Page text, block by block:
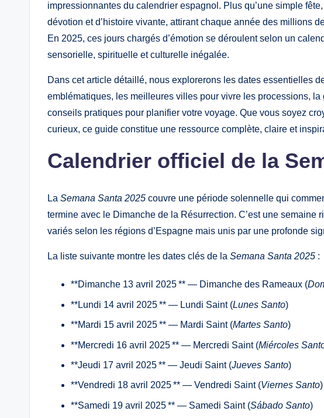
impressionnantes du calendrier espagnol. Plus qu’une simple
dévotion et d’histoire vivante, attirant chaque année des millions
En 2025, ces jours chargés d’émotion se déroulent selon un
sensorielle, spirituelle et culturelle inégalée.
Dans cet article détaillé, nous explorerons les dates essentielles
emblématiques, les meilleures villes pour vivre les processions,
conseils pratiques pour planifier votre voyage. Que vous soyez
curieux, ce guide constitue une ressource complète, claire et
Calendrier officiel de la
La Semana Santa 2025 couvre une période solennelle qui
termine avec le Dimanche de la Résurrection. C’est une semaine
variés selon les régions d’Espagne mais unis par une profonde
La liste suivante montre les dates clés de la Semana Santa 2025 :
**Dimanche 13 avril 2025 ** — Dimanche des Rameaux (
**Lundi 14 avril 2025 ** — Lundi Saint (Lunes Santo)
**Mardi 15 avril 2025 ** — Mardi Saint (Martes Santo)
**Mercredi 16 avril 2025 ** — Mercredi Saint (Miércoles
**Jeudi 17 avril 2025 ** — Jeudi Saint (Jueves Santo)
**Vendredi 18 avril 2025 ** — Vendredi Saint (Viernes Santo)
**Samedi 19 avril 2025 ** — Samedi Saint (Sábado Santo)